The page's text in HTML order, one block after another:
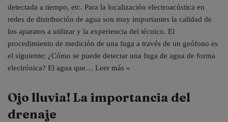
detectada a tiempo, etc. Para la localización electroacústica en
redes de distribución de agua son muy importantes la calidad de
los aparatos a utilizar y la experiencia del técnico. El
procedimiento de medición de una fuga a través de un geófono es
el siguiente: ¿Cómo se puede detectar una fuga de agua de forma
electrónica? El agua que… Leer más »
Ojo lluvia! La importancia del
drenaje